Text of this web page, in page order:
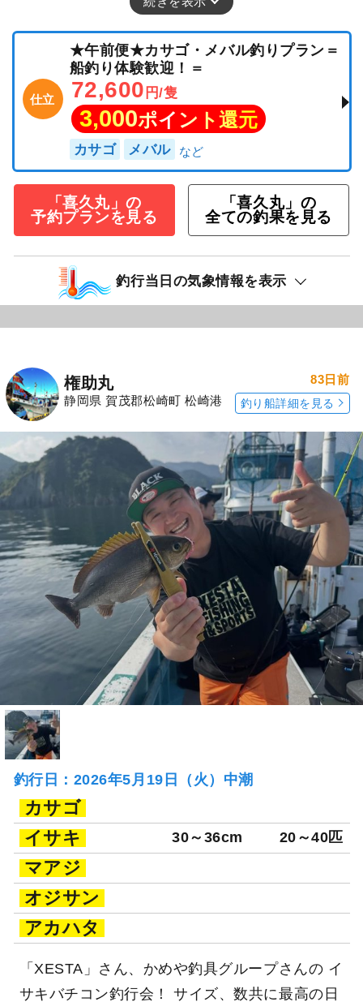
仕立
★午前便★カサゴ・メバル釣りプラン＝
船釣り体験歓迎！＝
72,600 円/隻
3,000ポイント還元
カサゴ メバル
「喜久丸」の
予約プランを見る
「喜久丸」の
全ての釣果を見る
釣行当日の気象情報を表示
権助丸
静岡県 賀茂郡松崎町 松崎港
83日前
釣り船詳細を見る
釣行日：2026年5月19日（火）中潮
カサゴ
イサキ
30～36cm 20～40匹
マアジ
オジサン
アカハタ
「XESTA」さん、かめや釣具グループさんの イ
サキバチコン釣行会！ サイズ、数共に最高の日